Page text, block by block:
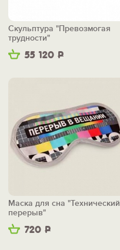
55 120 Р
Скульптура "Превозмогая
трудности"
720 Р
Маска для сна "Технический
перерыв"